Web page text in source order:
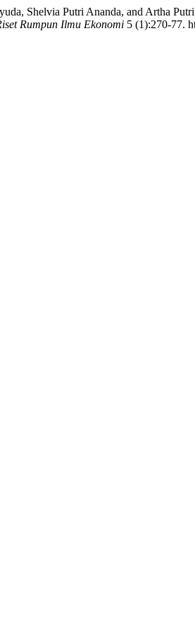
Shelvia Putri Ananda, and Artha
Rumpun Ilmu Ekonomi 5 (1):270-77.